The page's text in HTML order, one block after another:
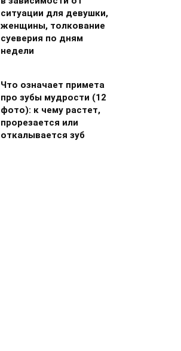
ситуации для девушки,
женщины, толкование
суеверия по дням
недели
Что означает примета
про зубы мудрости (12
фото): к чему растет,
прорезается или
откалывается зуб